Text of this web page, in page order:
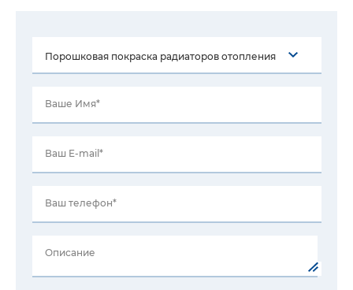
Ваше Имя*
Ваш E-mail*
Ваш телефон*
Описание